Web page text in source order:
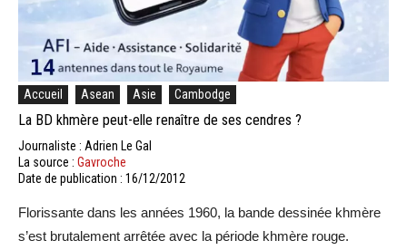
Accueil Asean Asie Cambodge
La BD khmère peut-elle renaître de ses cendres ?
Journaliste : Adrien Le Gal
La source : Gavroche
Date de publication : 16/12/2012
Florissante dans les années 1960, la bande dessinée khmère
s’est brutalement arrêtée avec la période khmère rouge.